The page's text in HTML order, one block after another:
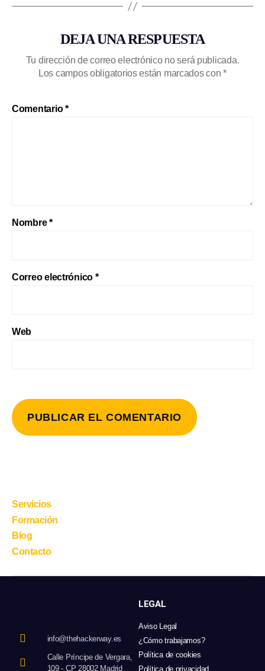
DEJA UNA RESPUESTA
Tu dirección de correo electrónico no será publicada.
Los campos obligatorios están marcados con*
Comentario*
Nombre*
Correo electrónico *
Web
Servicios
Formación
Blog
Contacto
info@thehackerway.es
Calle Príncipe de Vergara,
109 - CP 28002 Madrid
LEGAL
Aviso Legal
¿Cómo trabajamos?
Política de cookies
Política de privacidad